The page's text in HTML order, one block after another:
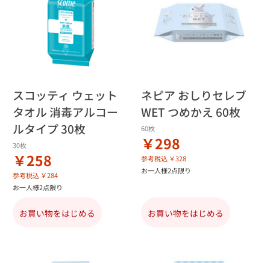
スコッティ ウェット
タオル 消毒アルコー
ルタイプ 30枚
30枚
￥258
参考税込 ￥284
お一人様2点限り
お買い物をはじめる
ネピア おしりセレブ
WET つめかえ 60枚
60枚
￥298
参考税込 ￥328
お一人様2点限り
お買い物をはじめる